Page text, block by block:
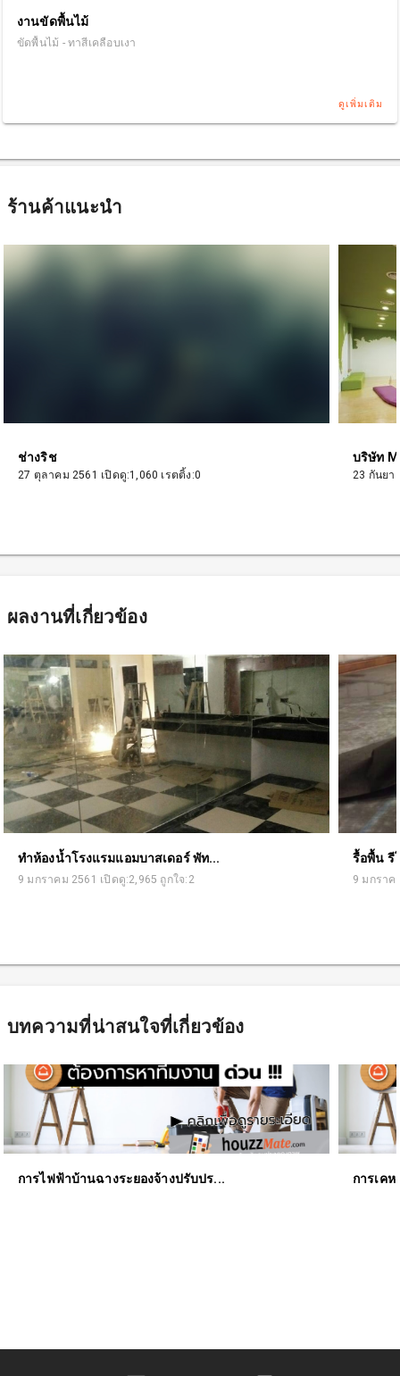
งานขัดพื้นไม้
ขัดพื้นไม้ - ทาสีเคลือบเงา
ดูเพิ่มเติม
ร้านค้าแนะนำ
ช่างริช
27 ตุลาคม 2561 เปิดดู:1,060 เรตติ้ง:0
บริษัท
23 กันยา
ผลงานที่เกี่ยวข้อง
ทำห้องน้ำโรงแรมแอมบาสเดอร์ พัท...
9 มกราคม 2561 เปิดดู:2,965 ถูกใจ:2
รื้อพื้น รี
9 มกราค
บทความที่น่าสนใจที่เกี่ยวข้อง
การไฟฟ้าบ้านฉางระยองจ้างปรับปร...